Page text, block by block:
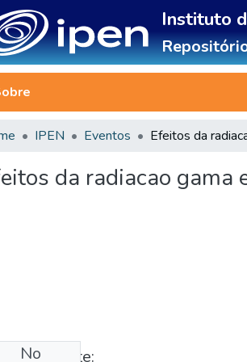
Instituto
IPEN Eventos
da radiacao
No
date: